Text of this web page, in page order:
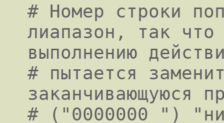
# Номер строки
лиапазон, так что
выполнению
# пытается
заканчивающуюся
# ("0000000 ")